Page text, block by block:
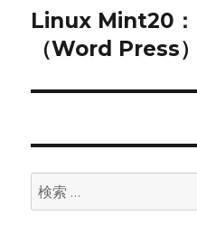
ゲ
ー
シ
ン
の
稿:
Linux Mint20：
（Word Press
検
索: